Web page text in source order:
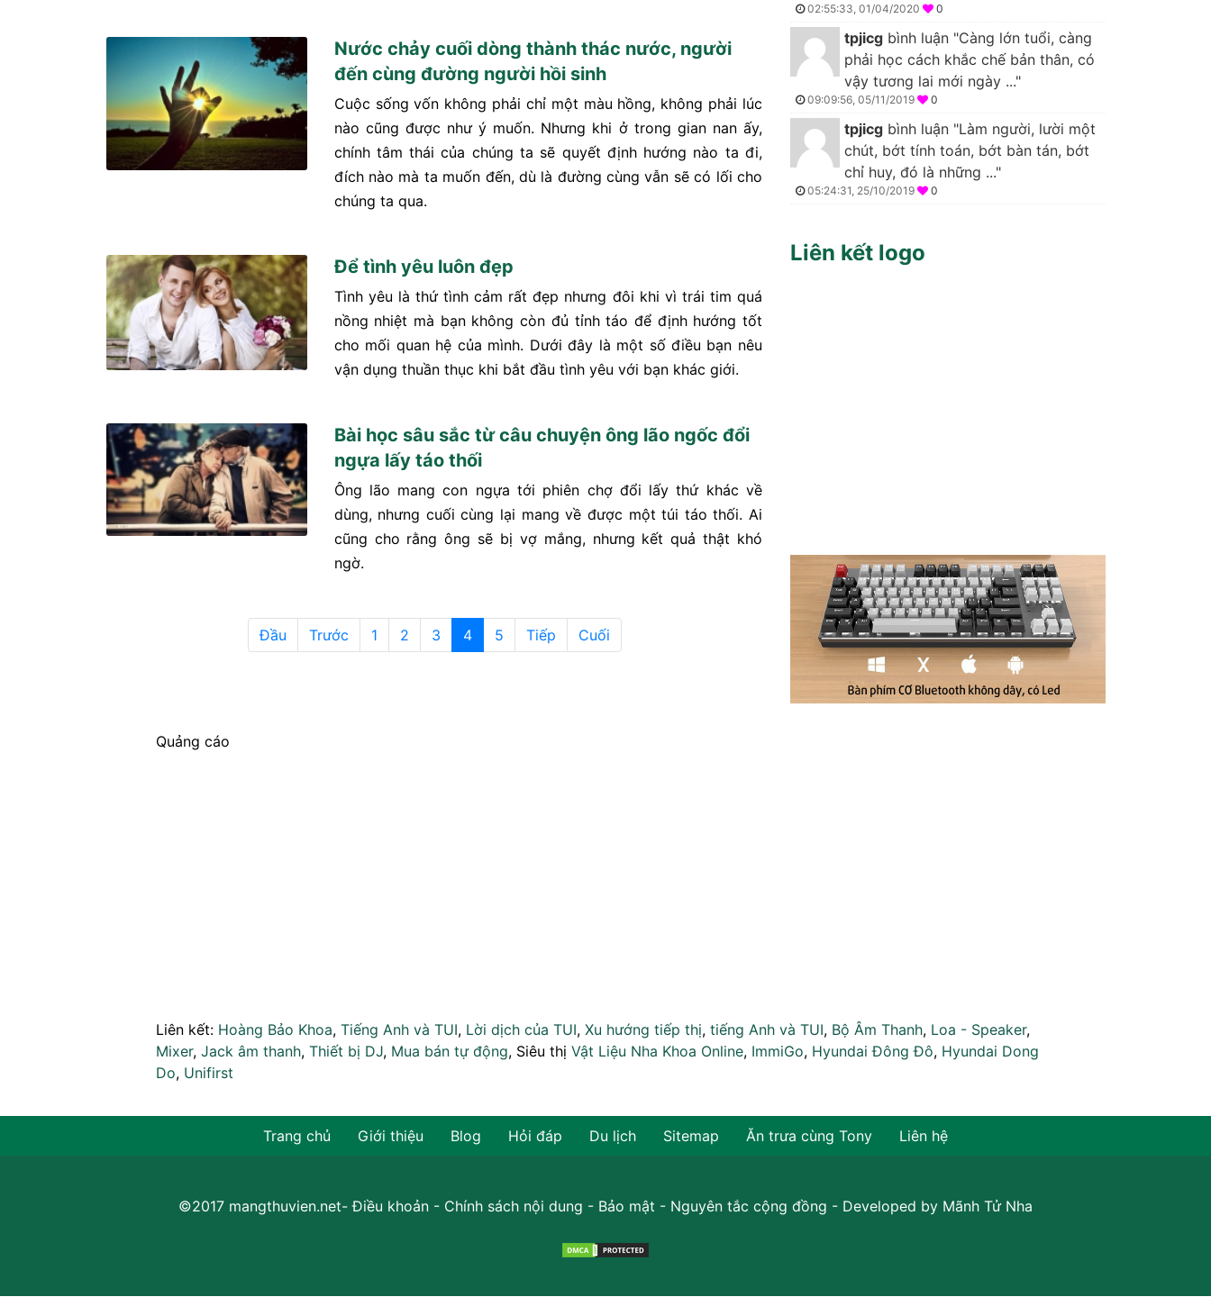
Nước chảy cuối dòng thành thác nước, người
đến cùng đường người hồi sinh
Cuộc sống vốn không phải chỉ một màu hồng, không phải lúc
nào cũng được như ý muốn. Nhưng khi ở trong gian nan ấy,
chính tâm thái của chúng ta sẽ quyết định hướng nào ta đi,
đích nào mà ta muốn đến, dù là đường cùng vẫn sẽ có lối cho
chúng ta qua.
Để tình yêu luôn đẹp
Tình yêu là thứ tình cảm rất đẹp nhưng đôi khi vì trái tim quá
nồng nhiệt mà bạn không còn đủ tỉnh táo để định hướng tốt
cho mối quan hệ của mình. Dưới đây là một số điều bạn nêu
vận dụng thuần thục khi bắt đầu tình yêu với bạn khác giới.
Bài học sâu sắc từ câu chuyện ông lão ngốc đổi
ngựa lấy táo thối
Ông lão mang con ngựa tới phiên chợ đổi lấy thứ khác về
dùng, nhưng cuối cùng lại mang về được một túi táo thối. Ai
cũng cho rằng ông sẽ bị vợ mắng, nhưng kết quả thật khó
ngờ.
Đầu Trước 1 2 3 4 5 Tiếp Cuối
02:55:33, 01/04/2020 0
tpjicg bình luận "Càng lớn tuổi, càng
phải học cách khắc chế bản thân, có
vậy tương lai mới ngày ..."
09:09:56, 05/11/2019 0
tpjicg bình luận "Làm người, lười một
chút, bớt tính toán, bớt bàn tán, bớt
chỉ huy, đó là những ..."
05:24:31, 25/10/2019 0
Liên kết logo
Quảng cáo
Liên kết: Hoàng Bảo Khoa, Tiếng Anh và TUI, Lời dịch của TUI, Xu hướng tiếp thị, tiếng Anh và TUI, Bộ Âm Thanh, Loa - Speaker,
Mixer, Jack âm thanh, Thiết bị DJ, Mua bán tự động, Siêu thị Vật Liệu Nha Khoa Online, ImmiGo, Hyundai Đông Đô, Hyundai Dong
Do, Unifirst
Trang chủ Giới thiệu Blog Hỏi đáp Du lịch Sitemap Ăn trưa cùng Tony Liên hệ
©2017 mangthuvien.net-Điều khoản - Chính sách nội dung - Bảo mật - Nguyên tắc cộng đồng - Developed by Mãnh Tử Nha